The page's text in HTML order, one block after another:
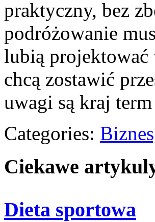
praktyczny, bez
podróżowanie
lubią projektować
chcą zostawić
uwagi są kraj
Categories:
Ciekawe
Dieta sportowa